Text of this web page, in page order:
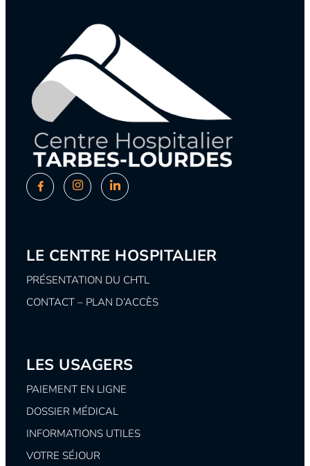
LE CENTRE HOSPITALIER
PRÉSENTATION DU CHTL
CONTACT – PLAN D’ACCÈS
LES USAGERS
PAIEMENT EN LIGNE
DOSSIER MÉDICAL
INFORMATIONS UTILES
VOTRE SÉJOUR